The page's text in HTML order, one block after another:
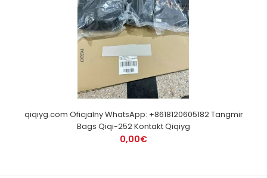
qiqiyg.com Oficjalny WhatsApp: +8618120605182 Tangmir
Bags Qiqi-252 Kontakt Qiqiyg
0,00€